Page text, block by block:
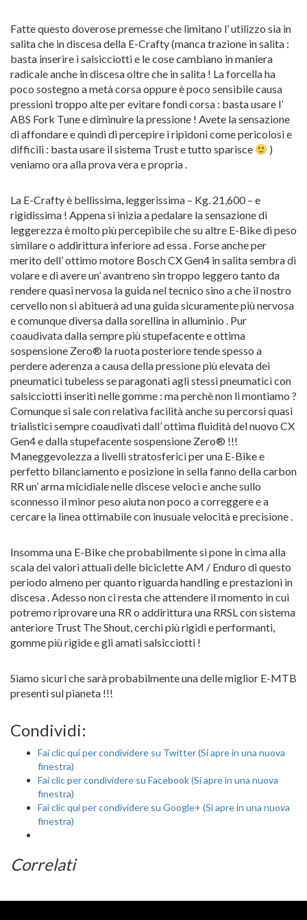
Fatte questo doverose premesse che limitano l’ utilizzo sia in
salita che in discesa della E-Crafty (manca trazione in salita :
basta inserire i salsicciotti e le cose cambiano in maniera
radicale anche in discesa oltre che in salita ! La forcella ha
poco sostegno a metà corsa oppure è poco sensibile causa
pressioni troppo alte per evitare fondi corsa : basta usare l’
ABS Fork Tune e diminuire la pressione ! Avete la sensazione
di affondare e quindi di percepire i ripidoni come pericolosi e
difficili : basta usare il sistema Trust e tutto sparisce
)
veniamo ora alla prova vera e propria .
La E-Crafty è bellissima, leggerissima – Kg. 21,600 – e
rigidissima ! Appena si inizia a pedalare la sensazione di
leggerezza è molto più percepibile che su altre E-Bike di peso
similare o addirittura inferiore ad essa . Forse anche per
merito dell’ ottimo motore Bosch CX Gen4 in salita sembra di
volare e di avere un’ avantreno sin troppo leggero tanto da
rendere quasi nervosa la guida nel tecnico sino a che il nostro
cervello non si abituerà ad una guida sicuramente più nervosa
e comunque diversa dalla sorellina in alluminio . Pur
coaudivata dalla sempre più stupefacente e ottima
sospensione Zero® la ruota posteriore tende spesso a
perdere aderenza a causa della pressione più elevata dei
pneumatici tubeless se paragonati agli stessi pneumatici con
salsicciotti inseriti nelle gomme : ma perchè non li montiamo ?
Comunque si sale con relativa facilità anche su percorsi quasi
trialistici sempre coaudivati dall’ ottima fluidità del nuovo CX
Gen4 e dalla stupefacente sospensione Zero® !!!
Maneggevolezza a livelli stratosferici per una E-Bike e
perfetto bilanciamento e posizione in sella fanno della carbon
RR un’ arma micidiale nelle discese veloci e anche sullo
sconnesso il minor peso aiuta non poco a correggere e a
cercare la linea ottimabile con inusuale velocità e precisione .
Insomma una E-Bike che probabilmente si pone in cima alla
scala dei valori attuali delle biciclette AM / Enduro di questo
periodo almeno per quanto riguarda handling e prestazioni in
discesa . Adesso non ci resta che attendere il momento in cui
potremo riprovare una RR o addirittura una RRSL con sistema
anteriore Trust The Shout, cerchi più rigidi e performanti,
gomme più rigide e gli amati salsicciotti !
Siamo sicuri che sarà probabilmente una delle miglior E-MTB
presenti sul pianeta !!!
Condividi:
Fai clic qui per condividere su Twitter (Si apre in una nuova
finestra)
Fai clic per condividere su Facebook (Si apre in una nuova
finestra)
Fai clic qui per condividere su Google+ (Si apre in una nuova
finestra)
Correlati